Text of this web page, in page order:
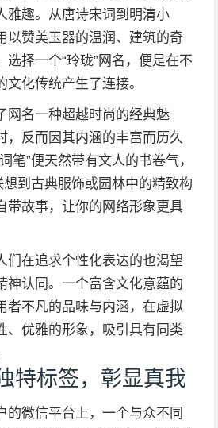
雅趣。从唐诗宋词到明清小
以赞美玉器的温润、建筑的奇
选择一个“玲珑”网名，便是在不
化传统产生了连接。
网名一种超越时尚的经典魅
，反而因其内涵的丰富而历久
笔”便天然带有文人的书卷气，
想到古典服饰或园林中的精致构
带故事，让你的网络形象更具
们在追求个性化表达的也渴望
神认同。一个富含文化意蕴的
者不凡的品味与内涵，在虚拟
、优雅的形象，吸引具有同类
特标签，彰显真我
的微信平台上，一个与众不同